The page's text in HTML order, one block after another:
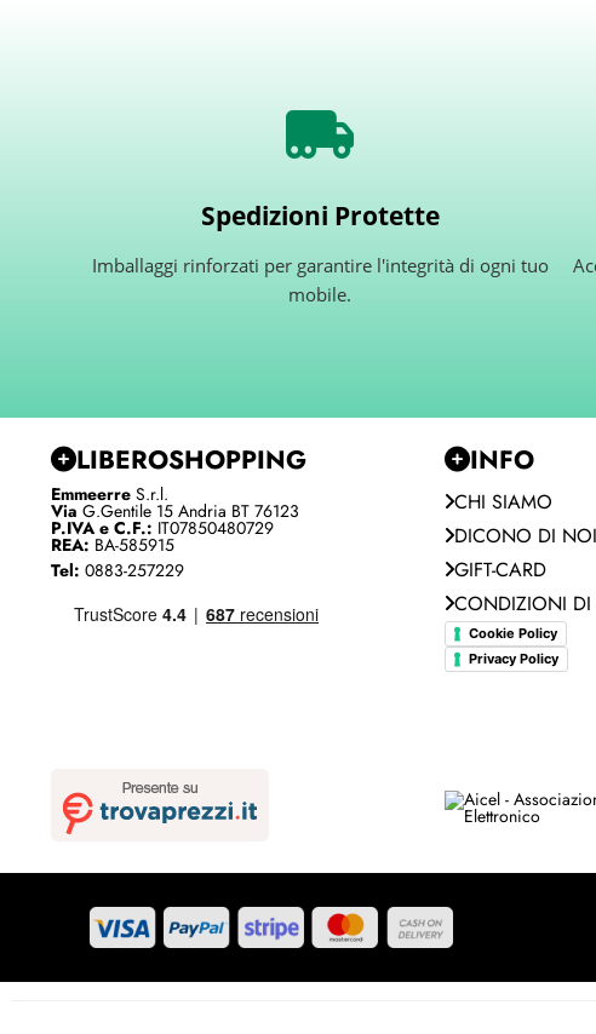
Spedizioni Protette
Imballaggi rinforzati per garantire l'integrità di ogni tuo
mobile.
LIBEROSHOPPING
Emmeerre S.r.l.
Via G.Gentile 15 Andria BT 76123
P.IVA e C.F.: IT07850480729
REA: BA-585915
Tel: 0883-257229
INFO
CHI SIAMO
DICONO DI NOI
GIFT-CARD
CONDIZIONI DI
Cookie Policy
Privacy Policy